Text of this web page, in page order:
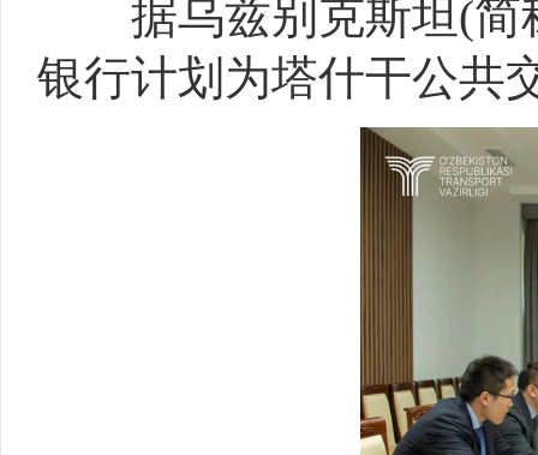
据乌兹别克斯坦(简
银行计划为塔什干公共